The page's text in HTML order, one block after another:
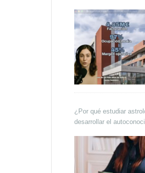
¿Por qué estudiar
desarrollar el